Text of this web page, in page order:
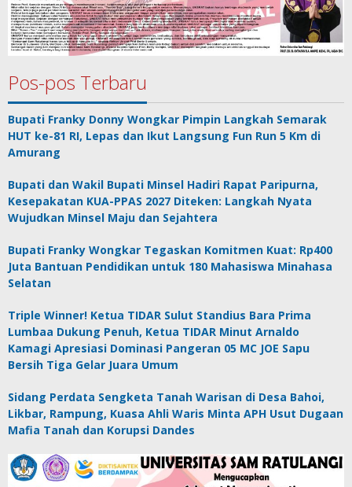
Pos-pos Terbaru
Bupati Franky Donny Wongkar Pimpin Langkah Semarak
HUT ke-81 RI, Lepas dan Ikut Langsung Fun Run 5 Km di
Amurang
Bupati dan Wakil Bupati Minsel Hadiri Rapat Paripurna,
Kesepakatan KUA-PPAS 2027 Diteken: Langkah Nyata
Wujudkan Minsel Maju dan Sejahtera
Bupati Franky Wongkar Tegaskan Komitmen Kuat: Rp400
Juta Bantuan Pendidikan untuk 180 Mahasiswa Minahasa
Selatan
Triple Winner! Ketua TIDAR Sulut Standius Bara Prima
Lumbaa Dukung Penuh, Ketua TIDAR Minut Arnaldo
Kamagi Apresiasi Dominasi Pangeran 05 MC JOE Sapu
Bersih Tiga Gelar Juara Umum
Sidang Perdata Sengketa Tanah Warisan di Desa Bahoi,
Likbar, Rampung, Kuasa Ahli Waris Minta APH Usut Dugaan
Mafia Tanah dan Korupsi Dandes